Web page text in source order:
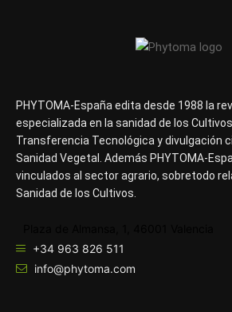
PHYTOMA-España edita desde 1988 la
especializada en la sanidad de los
Transferencia Tecnológica y divulgación
Sanidad Vegetal. Además PHYTOMA-
vinculados al sector agrario, sobretodo
Sanidad de los Cultivos.
+34 963 826 511
info@phytoma.com